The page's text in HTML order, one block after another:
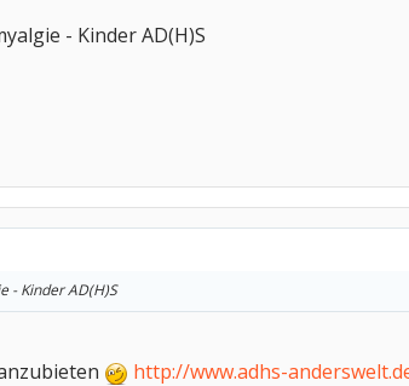
- Kinder AD(H)S
- Kinder AD(H)S
http://www.adhs-